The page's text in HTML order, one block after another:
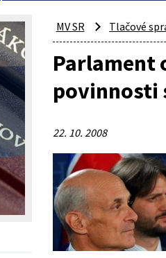
MV SR Tlačové
Parlament
povinnosti
22. 10. 2008